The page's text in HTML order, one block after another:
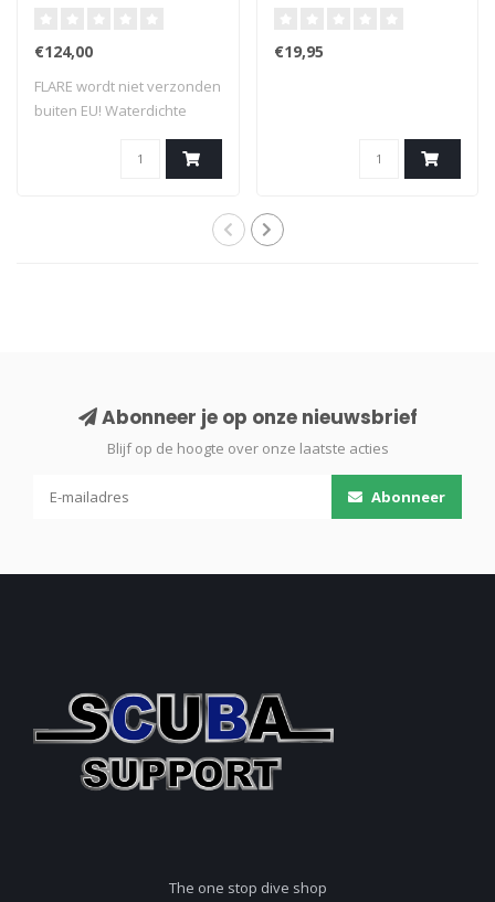
€124,00
FLARE wordt niet verzonden
buiten EU! Waterdichte
€19,95
Abonneer je op onze nieuwsbrief
Blijf op de hoogte over onze laatste acties
Abonneer
The one stop dive shop